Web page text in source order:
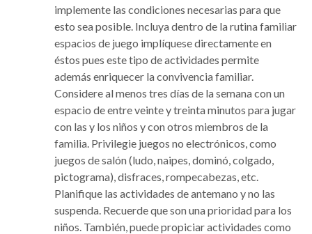
implemente las condiciones necesarias para que
esto sea posible. Incluya dentro de la rutina familiar
espacios de juego implíquese directamente en
éstos pues este tipo de actividades permite
además enriquecer la convivencia familiar.
Considere al menos tres días de la semana con un
espacio de entre veinte y treinta minutos para jugar
con las y los niños y con otros miembros de la
familia. Privilegie juegos no electrónicos, como
juegos de salón (ludo, naipes, dominó, colgado,
pictograma), disfraces, rompecabezas, etc.
Planifique las actividades de antemano y no las
suspenda. Recuerde que son una prioridad para los
niños. También, puede propiciar actividades como